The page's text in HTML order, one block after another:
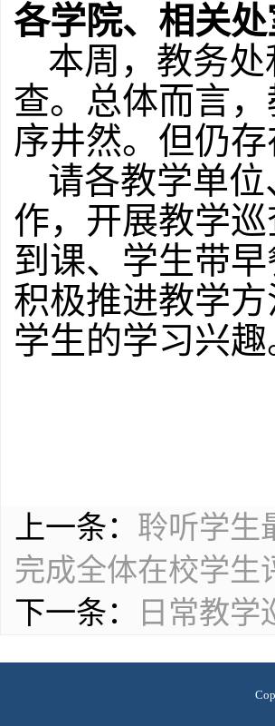
各学院、相关处
本周，教务
查。总体而言
序井然。但仍
请各教学单
作，开展教学
到课、学生带
积极推进教学
学生的学习兴趣
上一条： 聆听学生
完成全体在校学生
下一条：
日常教学